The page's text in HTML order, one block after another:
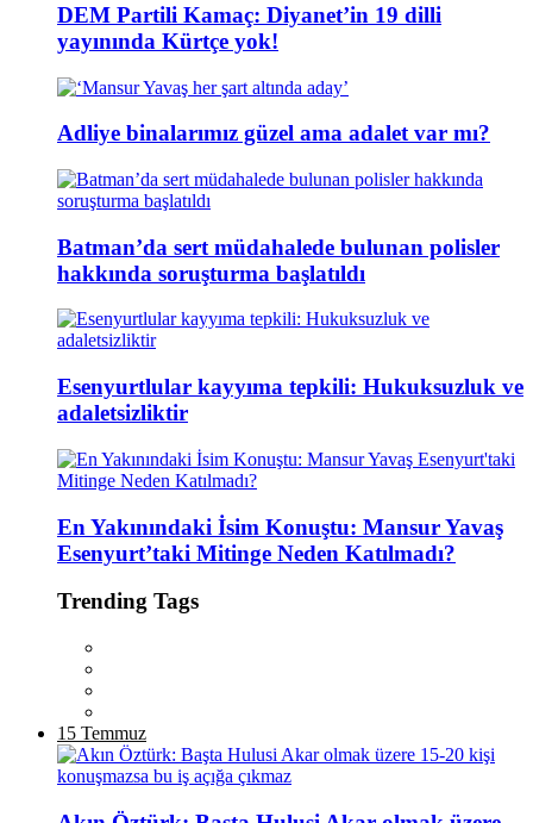
DEM Partili Kamaç: Diyanet’in 19 dilli
yayınında Kürtçe yok!
Adliye binalarımız güzel ama adalet var mı?
Batman’da sert müdahalede bulunan polisler
hakkında soruşturma başlatıldı
Esenyurtlular kayyıma tepkili: Hukuksuzluk ve
adaletsizliktir
En Yakınındaki İsim Konuştu: Mansur Yavaş
Esenyurt’taki Mitinge Neden Katılmadı?
Trending Tags
15 Temmuz